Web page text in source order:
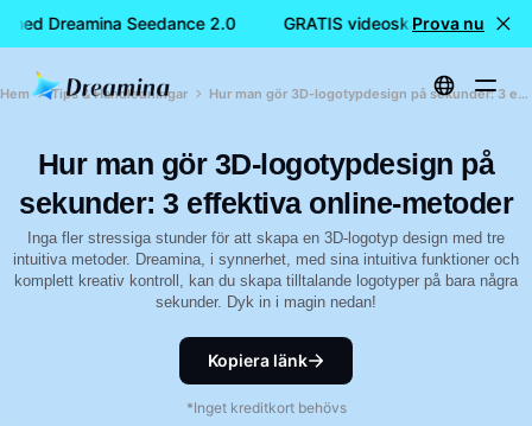
Dreamina Seedance 2.0 GRATIS videoskapande med
Prova nu
Hem Tips & Handledningar Hur man gör 3D-logotypdesign på sekunder: 3 effektiva online-metoder
Hur man gör 3D-logotypdesign på
sekunder: 3 effektiva online-metoder
Inga fler stressiga stunder för att skapa en 3D-logotyp design med tre
intuitiva metoder. Dreamina, i synnerhet, med sina intuitiva funktioner och
komplett kreativ kontroll, kan du skapa tilltalande logotyper på bara några
sekunder. Dyk in i magin nedan!
Kopiera länk
*Inget kreditkort behövs